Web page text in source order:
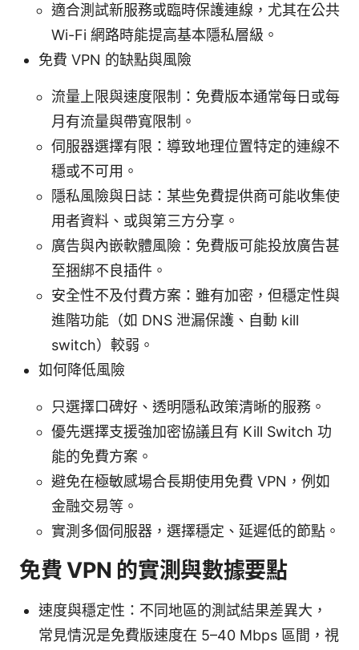
適合測試新服務或臨時保護連線，尤其在公共
Wi-Fi 網路時能提高基本隱私層級。
免費 VPN 的缺點與風險
流量上限與速度限制：免費版本通常每日或每
月有流量與帶寬限制。
伺服器選擇有限：導致地理位置特定的連線不
穩或不可用。
隱私風險與日誌：某些免費提供商可能收集使
用者資料、或與第三方分享。
廣告與內嵌軟體風險：免費版可能投放廣告甚
至捆綁不良插件。
安全性不及付費方案：雖有加密，但穩定性與
進階功能（如 DNS 泄漏保護、自動 kill
switch）較弱。
如何降低風險
只選擇口碑好、透明隱私政策清晰的服務。
優先選擇支援強加密協議且有 Kill Switch 功
能的免費方案。
避免在極敏感場合長期使用免費 VPN，例如
金融交易等。
實測多個伺服器，選擇穩定、延遲低的節點。
免費 VPN 的實測與數據要點
速度與穩定性：不同地區的測試結果差異大，
常見情況是免費版速度在 5–40 Mbps 區間，視